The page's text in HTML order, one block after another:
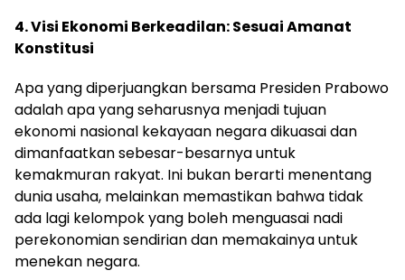
4. Visi Ekonomi Berkeadilan: Sesuai Amanat
Konstitusi
Apa yang diperjuangkan bersama Presiden Prabowo
adalah apa yang seharusnya menjadi tujuan
ekonomi nasional kekayaan negara dikuasai dan
dimanfaatkan sebesar-besarnya untuk
kemakmuran rakyat. Ini bukan berarti menentang
dunia usaha, melainkan memastikan bahwa tidak
ada lagi kelompok yang boleh menguasai nadi
perekonomian sendirian dan memakainya untuk
menekan negara.